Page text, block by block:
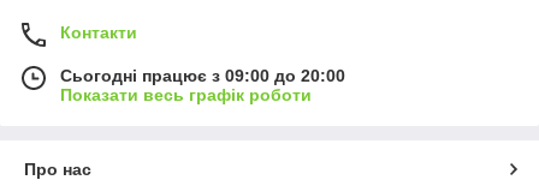
Контакти
Сьогодні працює з 09:00 до 20:00
Показати весь графік роботи
Про нас